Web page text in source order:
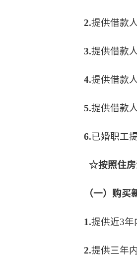
2.提供借款
3.提供借款
4.提供借款
5.提供借款
6.已婚职工
☆按照住房
（一）购
1.提供近3年
2.提供三年